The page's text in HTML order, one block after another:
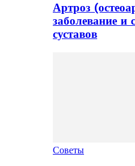
Артроз
заболевание и
суставов
Советы